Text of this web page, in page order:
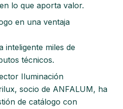
lo que aporta valor.
en una ventaja
inteligente miles de
técnicos.
Iluminación
socio de ANFALUM, ha
de catálogo con